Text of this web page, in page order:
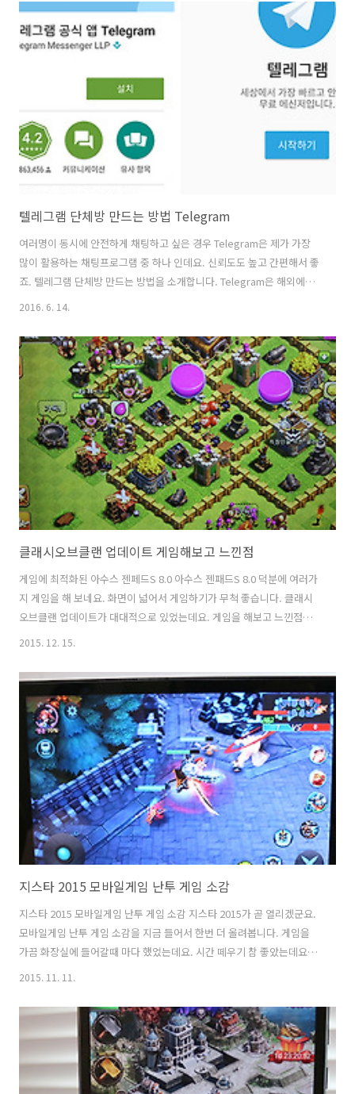
습니다. 통신사 상관 없이 모두 사용 가능 한데요. SKT cake앱 가족관리
앱에는 일정관리 스티커기능 엽서보내기 위치메시지 시간메시지 등 다
양한 기능이 있습니다. 케이크는 여러명이 나눠서 먹어야 재미겠죠. 단체
채팅 기능을 이용하면 서로 기쁨을 나누고 서로 일정도 챙겨주고 하면 좋
겠죠. 그리고 아래서 설명하겠지만 가족간에 1G 데이터를 나눠쓰는 기
텔레그램 단체방 만드는 방법 Telegram
여러명이 동시에 안전하게 채팅하고 싶은 경우 Telegram은 제가 가장
많이 활용하는 채팅프로그램 중 하나 인데요. 신뢰도도 높고 간편해서 좋
죠. 텔레그램 단체방 만드는 방법을 소개합니다. Telegram은 해외에서
도 사용을 많이 하는 프로그램이다보니 기능이 빠르게 좋아지고 있는데
두 되는 상태이긴 합니다. 텔레그램 단체방 만들면 여러사람이 동시에 한
대화방에서 이야기를 나눌 수 있습니다. 그리고 텔레그램은 스마트폰을
바꾸더라도 이전 기록을 그대로 받아올 수 있습니다. 가끔 스마트폰 바꿔
서 테스트 하는 저로서는 상당히 감사한 일이죠. telegram은 스마트폰
앱으로도 지원하고 PC프로그램도 지원합니다. 그리고 웹 브라우저에서
바로 접속..
2016. 6. 14.
클래시오브클랜 업데이트 게임해보고 느낀점
게임에 최적화된 아수스 젠페드S 8.0 아수스 젠패드S 8.0 덕분에 여러가
지 게임을 해 보네요. 화면이 넓어서 게임하기가 무척 좋습니다. 클래시
오브클랜 업데이트가 대대적으로 있었는데요. 게임을 해보고 느낀점을
단순 매력 때문에 재미있는 게임이죠. 클래시오브클랜 업데이트는 가장
최레벨인 분들을 위해서 업데이트가 진행이 많이 변경이 되었는데요. 10
홀에서 머물러있던 것이 11홀이 나오면서 여러가지가 추가가 되었습니
다. 게임을 좀 더 편안하게 하려고 스마트폰이 아니라 PC로 화면을 가져
와서 하는 분들도 있고 한데요. 근데 아수스 젠패드S 8.0으로 게임을 하
니 위아래..
2015. 12. 15.
지스타 2015 모바일게임 난투 게임 소감
지스타 2015 모바일게임 난투 게임 소감 지스타 2015가 곧 열리겠군요.
모바일게임 난투 게임 소감을 지금 들어서 한번 더 올려봅니다. 게임을
가끔 화장실에 들어갈때 마다 했었는데요. 시간 떼우기 참 좋았는데요.
태블릿을 들고 사용해도 무척 좋았습니다. 게임을 하기 좋은 철이 되었네
할텐데요. 저도 모바일게임도 좋아하고 PC 게임도 좋아하는데요. 피파
온라인3 , 서든어택2 등 다양한 게임이 있겠지만 저는 좀 더 고 퀄리티의
좀 어려운 게임들을 좋아하는 편 인데요. 요즘은 손목이 좋지는 않아서
게임을 잘 하는 편은 아니지만, 그래도 하는 것 자체가 재미있죠. 지스타
2015 사진들을 보니 새로운 그래픽카드에 맞춰서 또 새로운 게임들..
2015. 11. 11.